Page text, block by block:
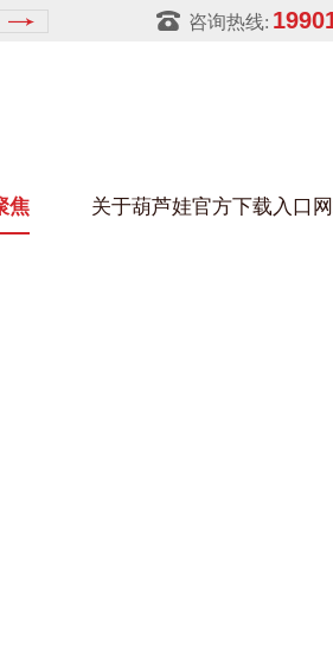
咨询热线:
焦 关于葫芦娃官方下载入口